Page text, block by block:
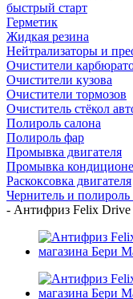
быстрый старт
Герметик
Жидкая резина
Нейтрализаторы и
Очистители
Очистители кузова
Очистители тормозов
Очиститель стёкол
Полироль салона
Полироль фар
Промывка двигателя
Промывка
Раскоксовка двигателя
Чернитель и
- Антифриз Felix Drive